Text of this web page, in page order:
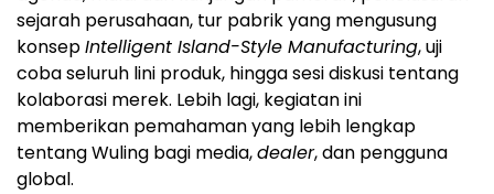
sejarah perusahaan, tur pabrik yang mengusung
konsepIntelligent Island-Style Manufacturing, uji
coba seluruh lini produk, hingga sesi diskusi tentang
kolaborasi merek. Lebih lagi, kegiatan ini
memberikan pemahaman yang lebih lengkap
tentang Wuling bagi media,dealer, dan pengguna
global.